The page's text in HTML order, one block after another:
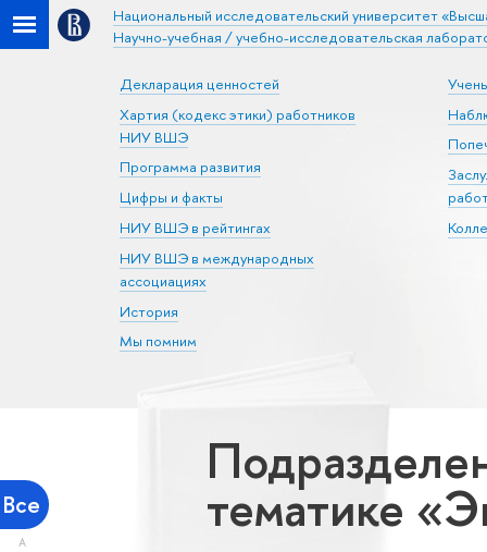
Национальный исследовательский университет
Научно-учебная / учебно-исследовательская
Декларация ценностей
Хартия (кодекс этики) работников
НИУ ВШЭ
Программа развития
Цифры и факты
НИУ ВШЭ в рейтингах
НИУ ВШЭ в международных
ассоциациях
История
Мы помним
Все
А
тематике